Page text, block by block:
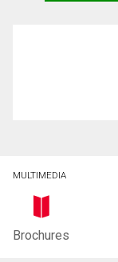
MULTIMEDIA
Brochures